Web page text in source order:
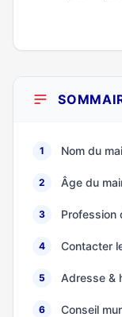
1 Nom du
2 Âge du
3 Profession
4 Contacter
5 Adresse &
6 Conseil